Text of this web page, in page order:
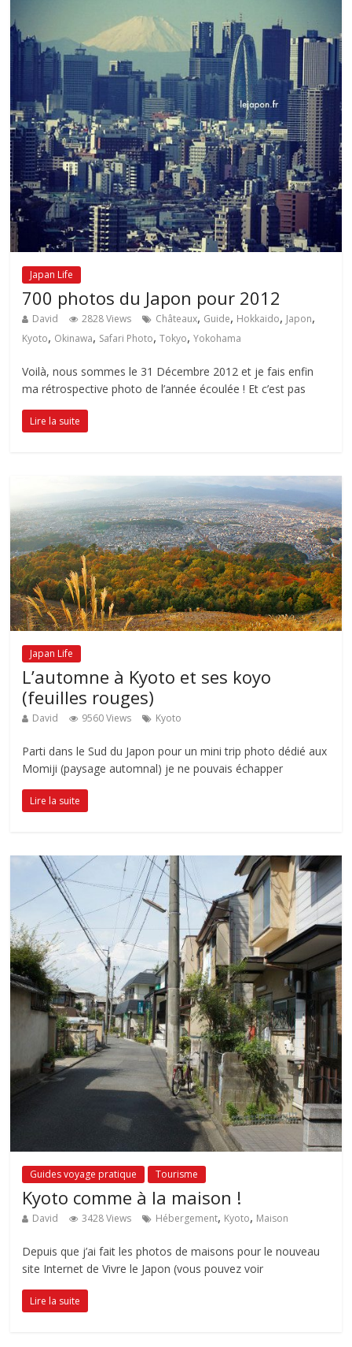
Japan Life
700 photos du Japon pour 2012
David 2828 Views Châteaux, Guide, Hokkaido, Japon,
Kyoto, Okinawa, Safari Photo,Tokyo,Yokohama
Voilà, nous sommes le 31 Décembre 2012 et je fais enfin
ma rétrospective photo de l’année écoulée ! Et c’est pas
Lire la suite
Japan Life
L’automne à Kyoto et ses koyo
(feuilles rouges)
David 9560 Views Kyoto
Parti dans le Sud du Japon pour un mini trip photo dédié aux
Momiji (paysage automnal) je ne pouvais échapper
Lire la suite
Guides voyage pratique Tourisme
Kyoto comme à la maison !
David 3428 Views Hébergement, Kyoto, Maison
Depuis que j’ai fait les photos de maisons pour le nouveau
site Internet de Vivre le Japon (vous pouvez voir
Lire la suite